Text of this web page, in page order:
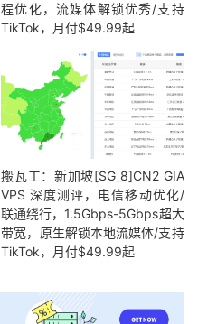
程优化，流媒体解锁优秀/支持
TikTok，月付$49.99起
搬瓦工：新加坡[SG_8]CN2 GIA
VPS 深度测评，电信移动优化/
联通绕行，1.5Gbps-5Gbps超大
带宽，原生解锁本地流媒体/支持
TikTok，月付$49.99起